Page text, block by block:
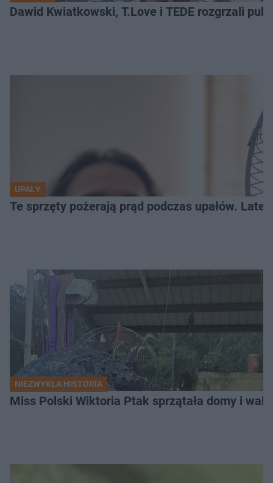
Dawid Kwiatkowski, T.Love i TEDE rozgrzali
UPAŁY
Te sprzęty pożerają prąd podczas upałów.
NIEZWYKŁA HISTORIA
Miss Polski Wiktoria Ptak sprzątała domy i